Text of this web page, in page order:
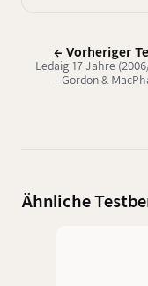
← Vorheriger
Ledaig 17 Jahre
- Gordon &
Ähnliche